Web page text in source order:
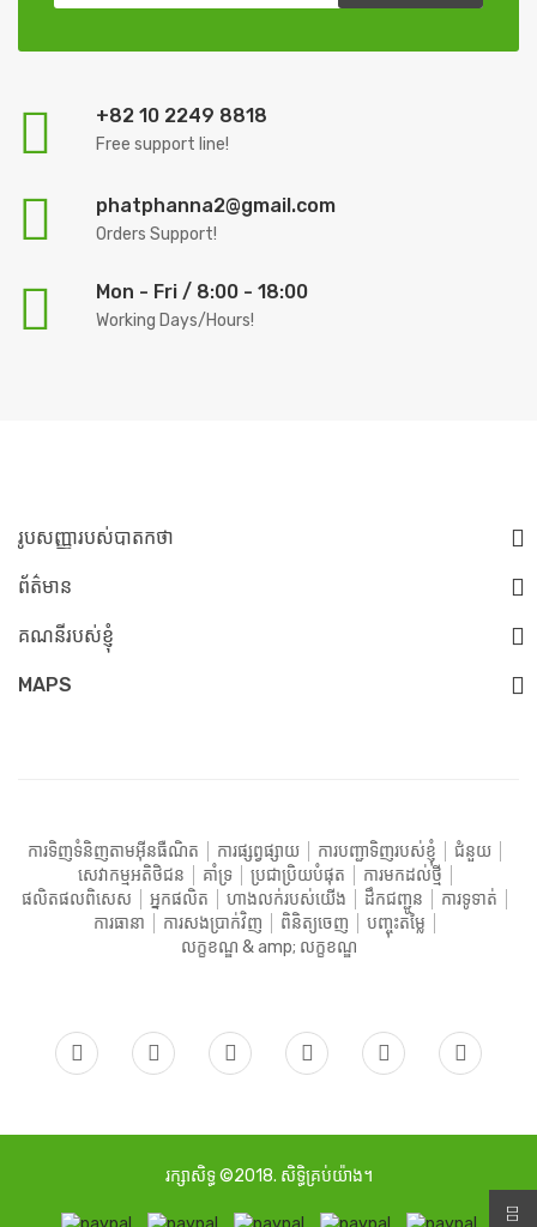
+82 10 2249 8818
Free support line!
phatphanna2@gmail.com
Orders Support!
Mon - Fri / 8:00 - 18:00
Working Days/Hours!
រូបសញ្ញារបស់បាតកថា
ព័ត៌មាន
គណនីរបស់ខ្ញុំ
MAPS
ការទិញទំនិញតាមអ៊ីនធឺណិត ការផ្សព្វផ្សាយ ការបញ្ជាទិញរបស់ខ្ញុំ
ជំនួយ
សេវាកម្មអតិថិជន
គាំទ្រ ប្រជាប្រិយបំផុត
ការមកដល់ថ្មី
ផលិតផលពិសេស
អ្នកផលិត ហាងលក់របស់យើង ដឹកជញ្ជូន
ការទូទាត់
ការធានា
ការសងប្រាក់វិញ ពិនិត្យចេញ
បញ្ចុះតម្លៃ
លក្ខខណ្ឌ & amp; លក្ខខណ្ឌ
រក្សាសិទ្ធ ©2018. សិទ្ធិគ្រប់យ៉ាង។